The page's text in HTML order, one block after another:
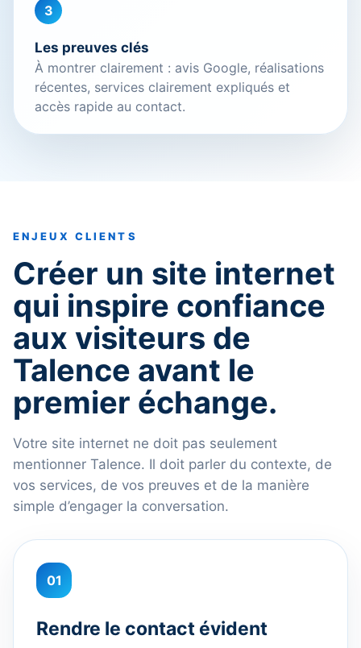
3
Les preuves clés
À montrer clairement : avis Google, réalisations
récentes, services clairement expliqués et
accès rapide au contact.
ENJEUX CLIENTS
Créer un site internet
qui inspire confiance
aux visiteurs de
Talence avant le
premier échange.
Votre site internet ne doit pas seulement
mentionner Talence. Il doit parler du contexte, de
vos services, de vos preuves et de la manière
simple d’engager la conversation.
01
Rendre le contact évident